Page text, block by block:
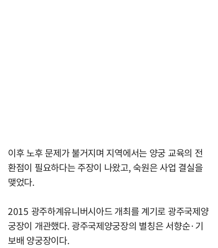
이후 노후 문제가 불거지며 지역에서는 양궁 교육의 전
환점이 필요하다는 주장이 나왔고, 숙원은 사업 결실을
맺었다.
2015 광주하계유니버시아드 개최를 계기로 광주국제양
궁장이 개관했다. 광주국제양궁장의 별칭은 서향순·기
보배 양궁장이다.